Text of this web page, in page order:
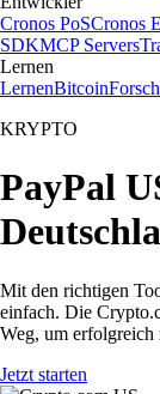
Cronos PoSCronos
SDKMCP Servers
Lernen
LernenBitcoin
KRYPTO
PayPal
Mit den richtigen
einfach. Die
Weg, um erfolgreich
Jetzt starten